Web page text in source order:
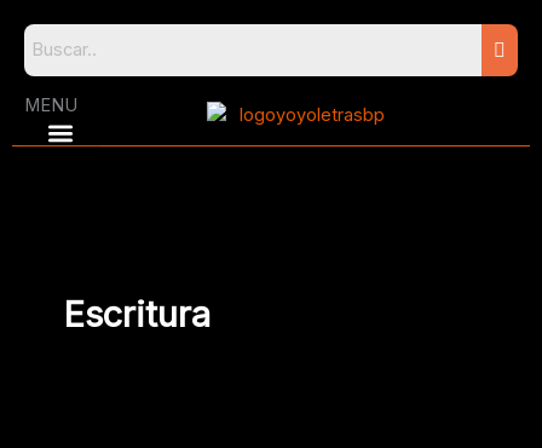
content
MENU
Escritura